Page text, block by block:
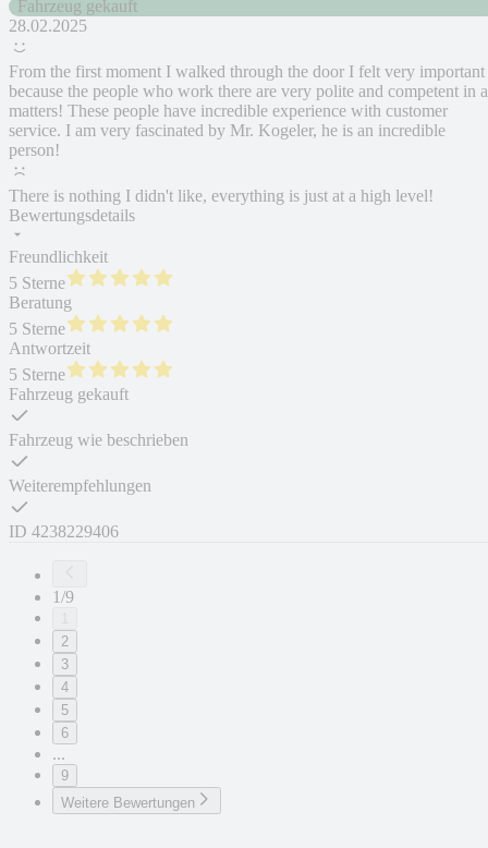
Fahrzeug gekauft
28.02.2025
From the first moment I walked through the door I felt very important
because the people who work there are very polite and competent in
matters! These people have incredible experience with customer
service. I am very fascinated by Mr. Kogeler, he is an incredible
person!
There is nothing I didn't like, everything is just at a high level!
Bewertungsdetails
Freundlichkeit
5 Sterne
Beratung
5 Sterne
Antwortzeit
5 Sterne
Fahrzeug gekauft
Fahrzeug wie beschrieben
Weiterempfehlungen
ID 4238229406
1/9
2
3
4
5
6
...
9
Weitere Bewertungen